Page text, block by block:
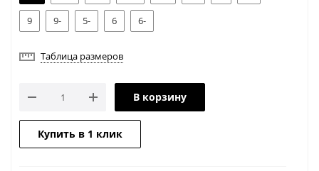
9 9- 5- 6 6-
Таблица размеров
В корзину
Купить в 1 клик